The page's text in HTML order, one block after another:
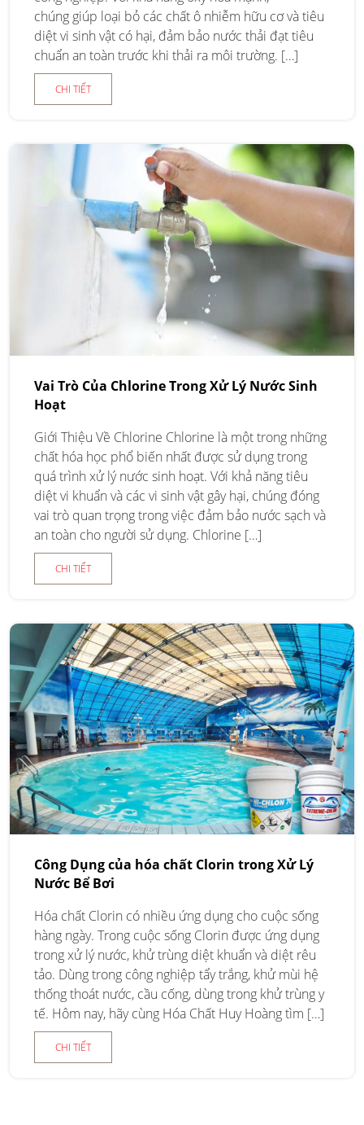
chúng giúp loại bỏ các chất ô nhiễm hữu cơ và tiêu
diệt vi sinh vật có hại, đảm bảo nước thải đạt tiêu
chuẩn an toàn trước khi thải ra môi trường. […]
CHI TIẾT
Vai Trò Của Chlorine Trong Xử Lý Nước Sinh
Hoạt
Giới Thiệu Về Chlorine Chlorine là một trong những
chất hóa học phổ biến nhất được sử dụng trong
quá trình xử lý nước sinh hoạt. Với khả năng tiêu
diệt vi khuẩn và các vi sinh vật gây hại, chúng đóng
vai trò quan trọng trong việc đảm bảo nước sạch và
an toàn cho người sử dụng. Chlorine […]
CHI TIẾT
Công Dụng của hóa chất Clorin trong Xử Lý
Nước Bể Bơi
Hóa chất Clorin có nhiều ứng dụng cho cuộc sống
hàng ngày. Trong cuộc sống Clorin được ứng dụng
trong xử lý nước, khử trùng diệt khuẩn và diệt rêu
tảo. Dùng trong công nghiệp tẩy trắng, khử mùi hệ
thống thoát nước, cầu cống, dùng trong khử trùng y
tế. Hôm nay, hãy cùng Hóa Chất Huy Hoàng tìm […]
CHI TIẾT